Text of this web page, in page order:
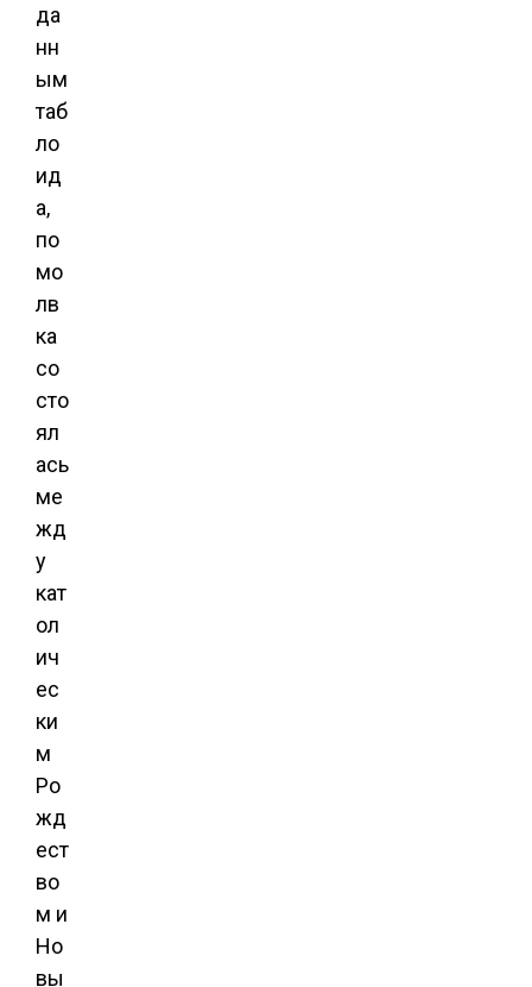
да
нн
ым
таб
ло
ид
а,
по
мо
лв
ка
со
сто
ял
ась
ме
жд
у
кат
ол
ич
ес
ки
м
Ро
жд
ест
во
м и
Но
вы